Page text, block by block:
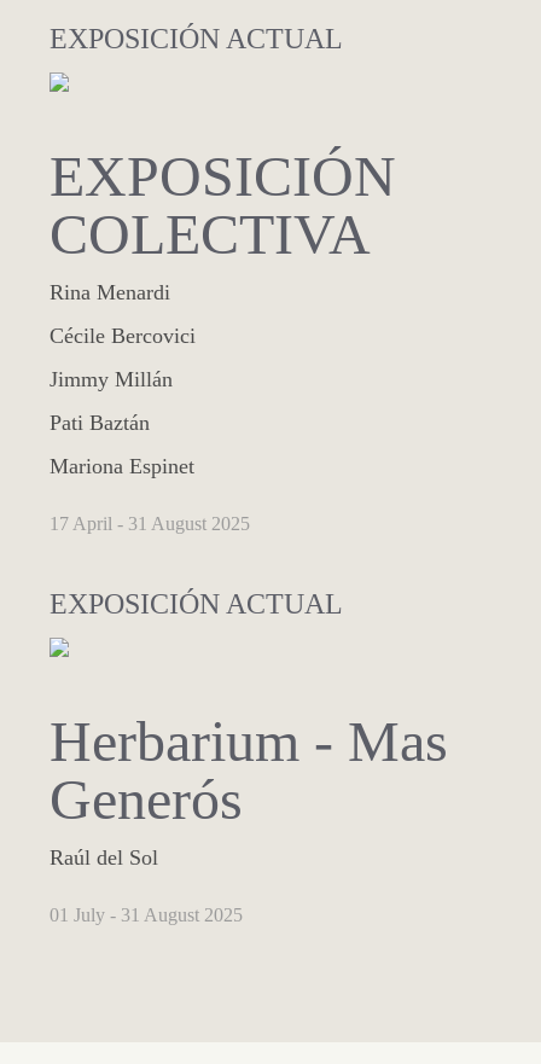
EXPOSICIÓN ACTUAL
EXPOSICIÓN
COLECTIVA
Rina Menardi
Cécile Bercovici
Jimmy Millán
Pati Baztán
Mariona Espinet
17 April - 31 August 2025
EXPOSICIÓN ACTUAL
Herbarium - Mas
Generós
Raúl del Sol
01 July - 31 August 2025